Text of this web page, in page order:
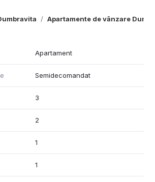
Apartamente de vânzare
Apartament
Semidecomandat
3
2
1
1